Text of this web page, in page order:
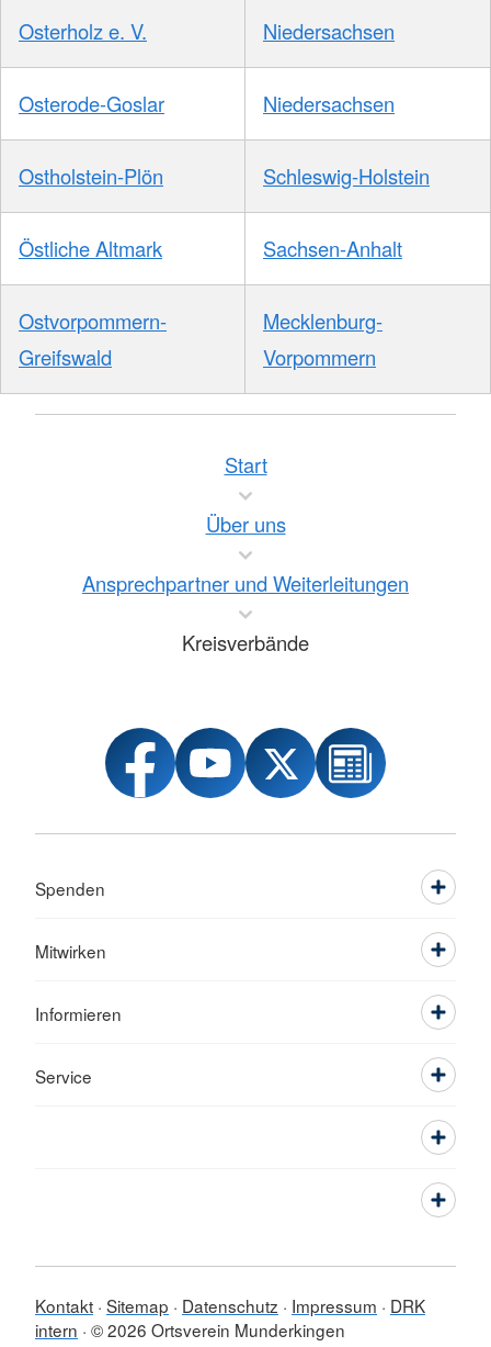
Osterholz e. V. Niedersachsen
Osterode-Goslar Niedersachsen
Ostholstein-Plön Schleswig-Holstein
Östliche Altmark Sachsen-Anhalt
Ostvorpommern-
Greifswald
Mecklenburg-
Vorpommern
Start
Über uns
Ansprechpartner und Weiterleitungen
Kreisverbände
Spenden
Mitwirken
Informieren
Service
Kontakt Sitemap Datenschutz Impressum
DRK
intern © 2026 Ortsverein Munderkingen